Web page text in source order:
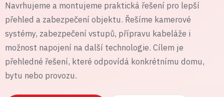
Navrhujeme a montujeme praktická řešení pro lepší
přehled a zabezpečení objektu. Řešíme kamerové
systémy, zabezpečení vstupů, přípravu kabeláže i
možnost napojení na další technologie. Cílem je
přehledné řešení, které odpovídá konkrétnímu domu,
bytu nebo provozu.